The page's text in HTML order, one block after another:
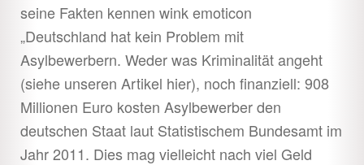
seine Fakten kennen wink emoticon
„Deutschland hat kein Problem mit
Asylbewerbern. Weder was Kriminalität angeht
(siehe unseren Artikel hier), noch finanziell: 908
Millionen Euro kosten Asylbewerber den
deutschen Staat laut Statistischem Bundesamt im
Jahr 2011. Dies mag vielleicht nach viel Geld